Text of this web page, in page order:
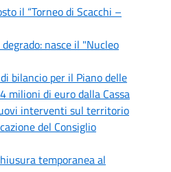
il “Torneo di Scacchi –
nasce il "Nucleo
bilancio per il Piano delle
milioni di euro dalla Cassa
interventi sul territorio
del Consiglio
temporanea al